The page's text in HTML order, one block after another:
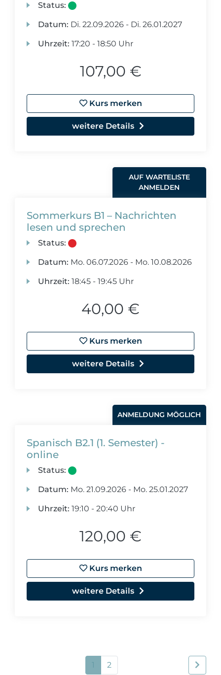
Status:
Datum: Di. 22.09.2026 - Di. 26.01.2027
Uhrzeit: 17:20 - 18:50 Uhr
107,00 €
Kurs merken
weitere Details
AUF WARTELISTE
ANMELDEN
Sommerkurs B1 – Nachrichten
lesen und sprechen
Status:
Datum: Mo. 06.07.2026 - Mo. 10.08.2026
Uhrzeit: 18:45 - 19:45 Uhr
40,00 €
Kurs merken
weitere Details
ANMELDUNG MÖGLICH
Spanisch B2.1 (1. Semester) -
online
Status:
Datum: Mo. 21.09.2026 - Mo. 25.01.2027
Uhrzeit: 19:10 - 20:40 Uhr
120,00 €
Kurs merken
weitere Details
1 2